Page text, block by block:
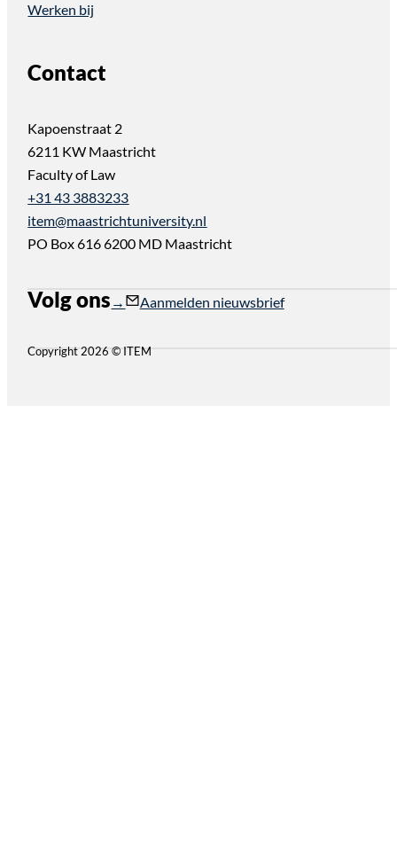
Werken bij
Contact
Kapoenstraat 2
6211 KW Maastricht
Faculty of Law
+31 43 3883233
item@maastrichtuniversity.nl
PO Box 616 6200 MD Maastricht
Volg ons Follow us on Instagram
Follow us on YouTube
Aanmelden nieuwsbrief
Copyright 2026 © ITEM